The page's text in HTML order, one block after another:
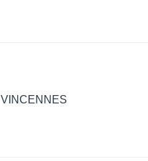
VINCENNES